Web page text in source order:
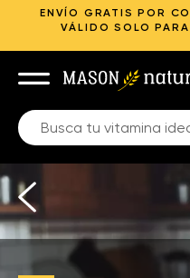
ENVÍO GRATIS POR
VÁLIDO SOLO